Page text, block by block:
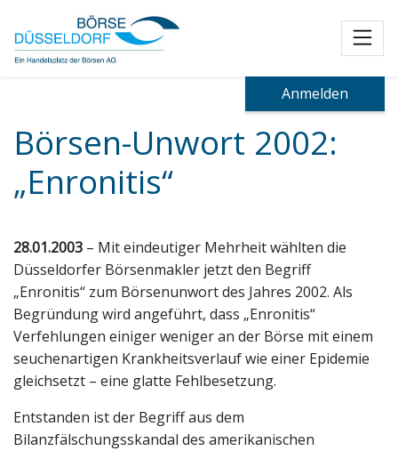
Anmelden
Börsen-Unwort 2002:
„Enronitis“
28.01.2003 – Mit eindeutiger Mehrheit wählten die
Düsseldorfer Börsenmakler jetzt den Begriff
„Enronitis“ zum Börsenunwort des Jahres 2002. Als
Begründung wird angeführt, dass „Enronitis“
Verfehlungen einiger weniger an der Börse mit einem
seuchenartigen Krankheitsverlauf wie einer Epidemie
gleichsetzt – eine glatte Fehlbesetzung.
Entstanden ist der Begriff aus dem
Bilanzfälschungsskandal des amerikanischen